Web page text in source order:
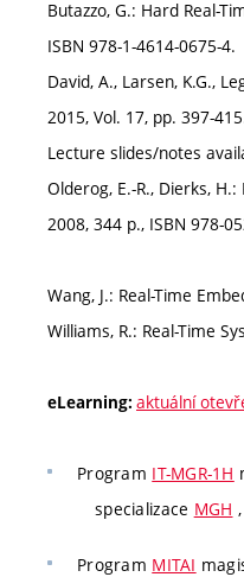
Butazzo, G.: Hard Real-
ISBN 978-1-4614-0675-4.
David, A., Larsen, K.G.,
2015, Vol. 17, pp. 397-
Lecture slides/notes
Olderog, E.-R., Dierks,
2008, 344 p., ISBN 978-
Wang, J.: Real-Time
Williams, R.: Real-Time
eLearning: aktuální
Program IT-MGR-1H
specializace MGH
Program MITAI